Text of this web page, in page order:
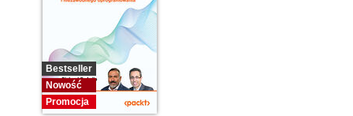
Bestseller
Nowość
Promocja